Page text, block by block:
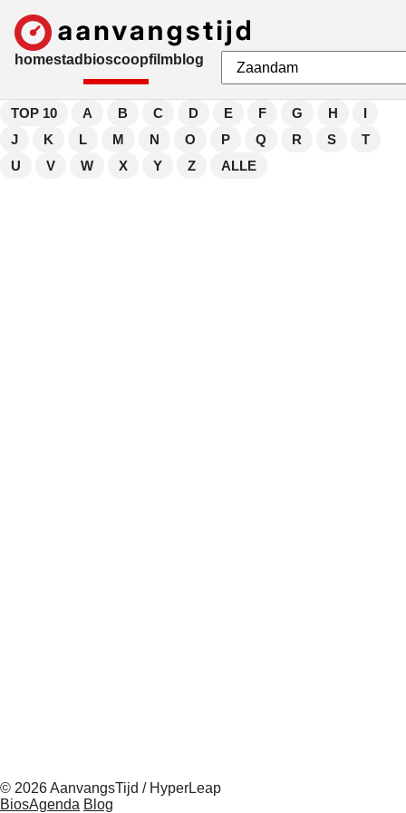
homestad bioscoopfilmblog
TOP 10 A B C D E F G H
I
J
K L M N O P Q R S
T
U
V W X Y Z ALLE
© 2026 AanvangsTijd / HyperLeap
BiosAgenda Blog